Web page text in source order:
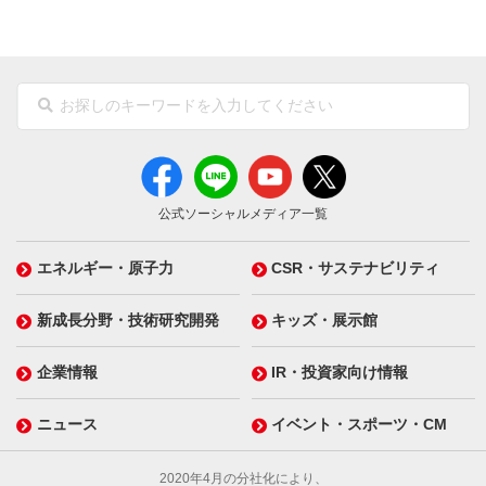
公式ソーシャルメディア一覧
エネルギー・原子力 CSR・サステナビリティ
新成長分野・技術研究開発 キッズ・展示館
企業情報 IR・投資家向け情報
ニュース イベント・スポーツ・CM
2020年4月の分社化により、